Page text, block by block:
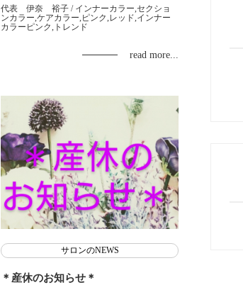
代表 伊奈 裕子 / インナーカラー,セクショ
ンカラー,ケアカラー,ピンク,レッド,インナー
カラーピンク,トレンド
read more...
サロンのNEWS
＊産休のお知らせ＊